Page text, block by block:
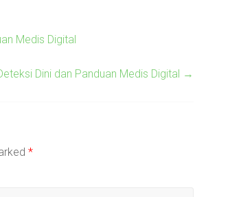
Medis Digital
Dini dan Panduan Medis Digital →
*